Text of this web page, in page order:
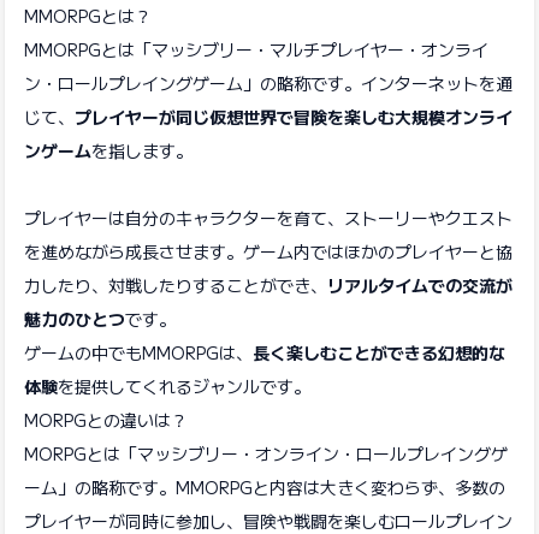
MMORPGとは？
MMORPGとは「マッシブリー・マルチプレイヤー・オンライ
ン・ロールプレイングゲーム」の略称です。インターネットを通
じて、 プレイヤーが同じ仮想世界で冒険を楽しむ大規模オンライ
ンゲームを指します。
プレイヤーは自分のキャラクターを育て、ストーリーやクエスト
を進めながら成長させます。ゲーム内ではほかのプレイヤーと協
力したり、対戦したりすることができ、 リアルタイムでの交流が
魅力のひとつです。
ゲームの中でもMMORPGは、 長く楽しむことができる幻想的な
体験を提供してくれるジャンルです。
MORPGとの違いは？
MORPGとは「マッシブリー・オンライン・ロールプレイングゲ
ーム」の略称です。MMORPGと内容は大きく変わらず、多数の
プレイヤーが同時に参加し、冒険や戦闘を楽しむロールプレイン